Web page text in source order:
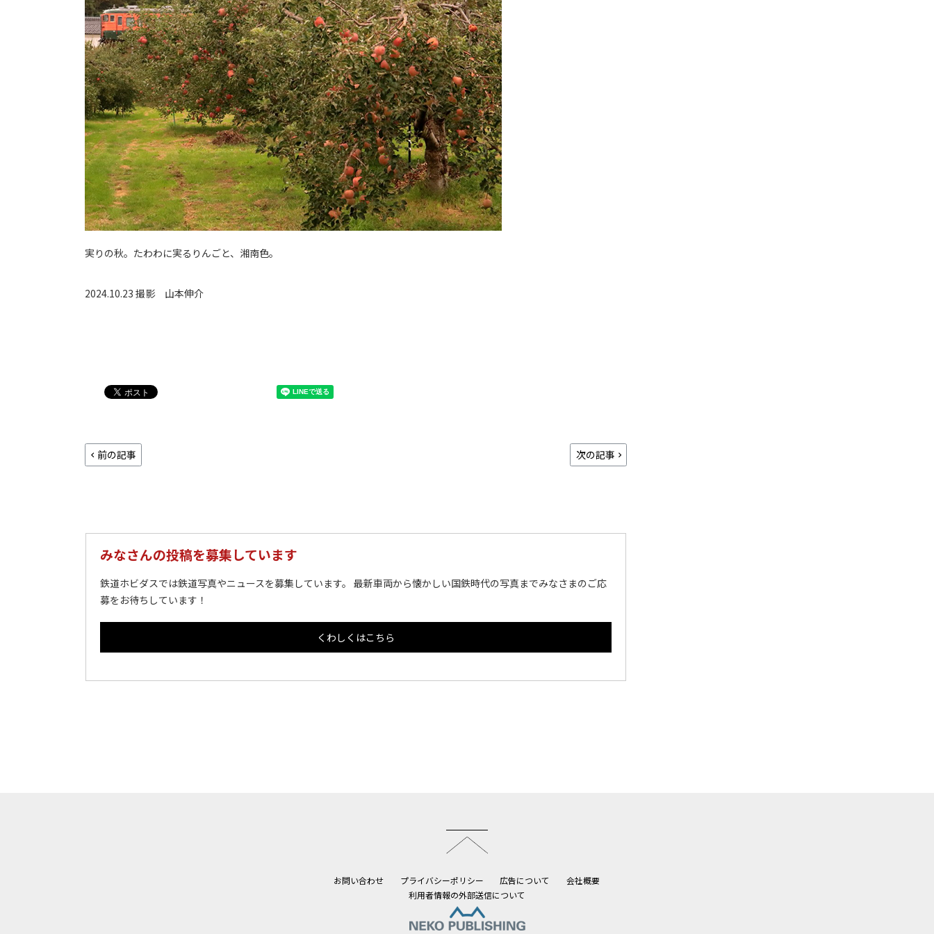
実りの秋。たわわに実るりんごと、湘南色。
2024.10.23 撮影 山本伸介
前の記事 次の記事
みなさんの投稿を募集しています
鉄道ホビダスでは鉄道写真やニュースを募集しています。 最新車両から懐かしい国鉄時代の写真までみなさまのご応
募をお待ちしています！
くわしくはこちら
お問い合わせ プライバシーポリシー 広告について
会社概要
利用者情報の外部送信について